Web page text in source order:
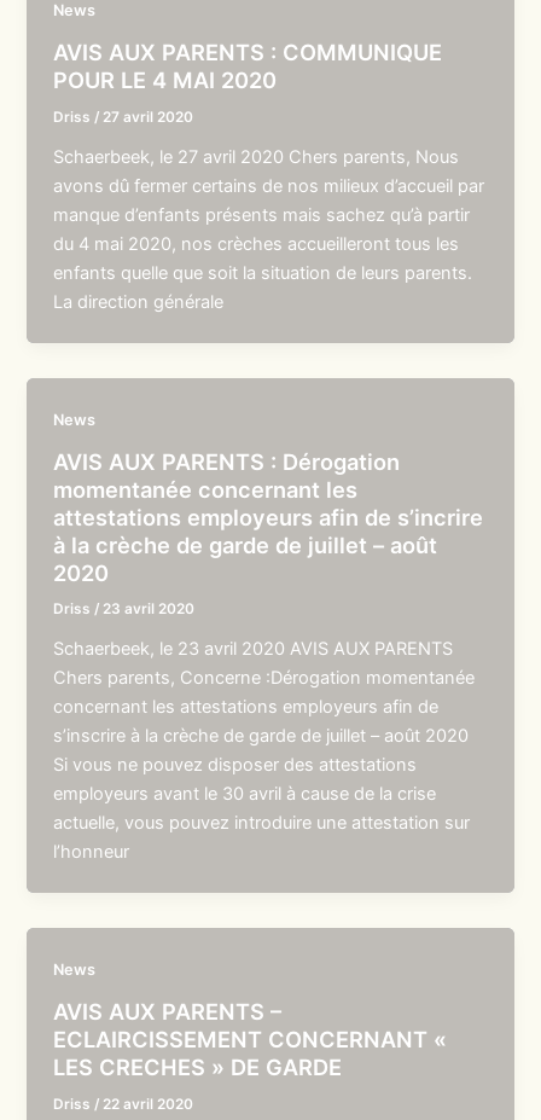
News
AVIS AUX PARENTS : COMMUNIQUE
POUR LE 4 MAI 2020
Driss / 27 avril 2020
Schaerbeek, le 27 avril 2020 Chers parents, Nous
avons dû fermer certains de nos milieux d’accueil par
manque d’enfants présents mais sachez qu’à partir
du 4 mai 2020, nos crèches accueilleront tous les
enfants quelle que soit la situation de leurs parents.
La direction générale
News
AVIS AUX PARENTS : Dérogation
momentanée concernant les
attestations employeurs afin de s’incrire
à la crèche de garde de juillet – août
2020
Driss / 23 avril 2020
Schaerbeek, le 23 avril 2020 AVIS AUX PARENTS
Chers parents, Concerne :Dérogation momentanée
concernant les attestations employeurs afin de
s’inscrire à la crèche de garde de juillet – août 2020
Si vous ne pouvez disposer des attestations
employeurs avant le 30 avril à cause de la crise
actuelle, vous pouvez introduire une attestation sur
l’honneur
News
AVIS AUX PARENTS –
ECLAIRCISSEMENT CONCERNANT «
LES CRECHES » DE GARDE
Driss / 22 avril 2020